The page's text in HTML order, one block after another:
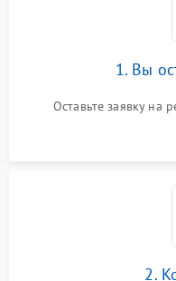
1. Вы
Оставьте заявку на
2.